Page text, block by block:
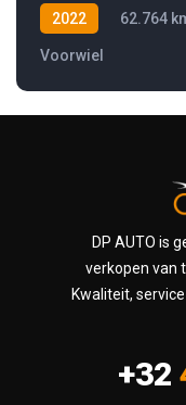
2022 62.764
Voorwiel
DP AUTO is
verkopen van
Kwaliteit,
+32